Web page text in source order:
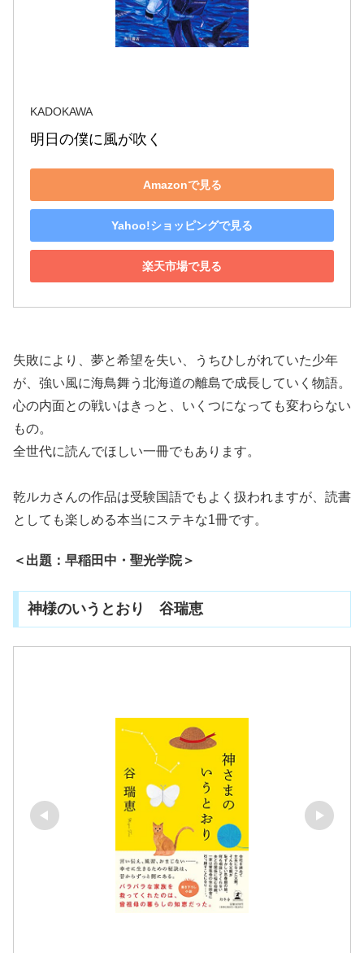
KADOKAWA
明日の僕に風が吹く
Amazonで見る
Yahoo!ショッピングで見る
楽天市場で見る
失敗により、夢と希望を失い、うちひしがれていた少年
が、強い風に海鳥舞う北海道の離島で成長していく物語。
心の内面との戦いはきっと、いくつになっても変わらない
もの。
全世代に読んでほしい一冊でもあります。
乾ルカさんの作品は受験国語でもよく扱われますが、読書
としても楽しめる本当にステキな1冊です。
＜出題：早稲田中・聖光学院＞
神様のいうとおり 谷瑞恵